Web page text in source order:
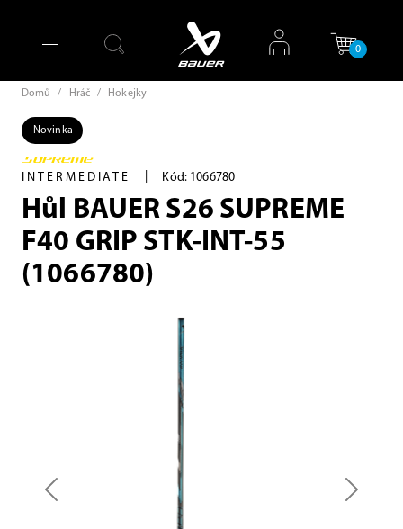
0
Domů / Hráč / Hokejky
Novinka
INTERMEDIATE Kód: 1066780
Hůl BAUER S26 SUPREME
F40 GRIP STK-INT-55
(1066780)
Previous Next